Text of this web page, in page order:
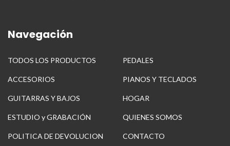
Navegación
TODOS LOS PRODUCTOS PEDALES
ACCESORIOS PIANOS Y TECLADOS
GUITARRAS Y BAJOS HOGAR
ESTUDIO y GRABACIÓN QUIENES SOMOS
POLITICA DE DEVOLUCION CONTACTO